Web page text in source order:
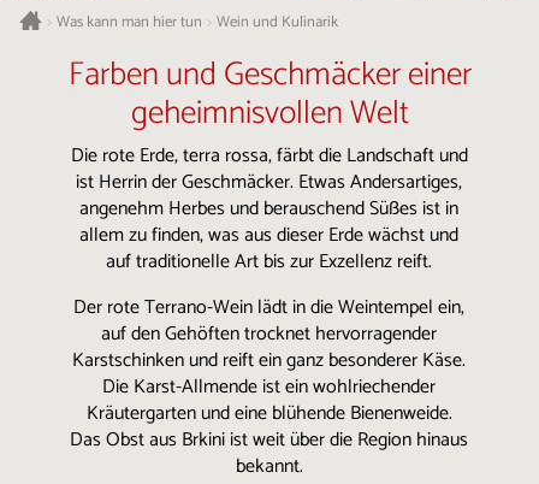
>Was kann man hier tun > Wein und Kulinarik
Farben und Geschmäcker einer
geheimnisvollen Welt
Die rote Erde, terra rossa, färbt die Landschaft und
ist Herrin der Geschmäcker. Etwas Andersartiges,
angenehm Herbes und berauschend Süßes ist in
allem zu finden, was aus dieser Erde wächst und
auf traditionelle Art bis zur Exzellenz reift.
Der rote Terrano-Wein lädt in die Weintempel ein,
auf den Gehöften trocknet hervorragender
Karstschinken und reift ein ganz besonderer Käse.
Die Karst-Allmende ist ein wohlriechender
Kräutergarten und eine blühende Bienenweide.
Das Obst aus Brkini ist weit über die Region hinaus
bekannt.